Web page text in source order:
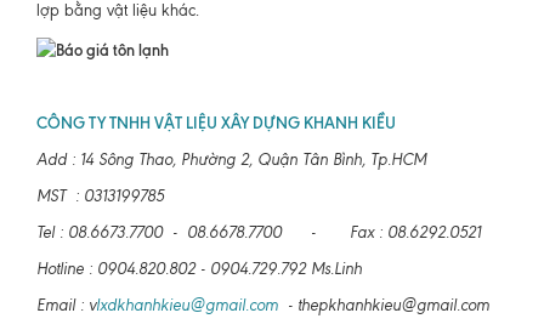
lợp bằng vật liệu khác.
CÔNG TY TNHH VẬT LIỆU XÂY DỰNG KHANH KIỀU
Add : 14 Sông Thao, Phường 2, Quận Tân Bình, Tp.HCM
MST : 0313199785
Tel : 08.6673.7700 - 08.6678.7700 - Fax : 08.6292.0521
Hotline : 0904.820.802 - 0904.729.792 Ms.Linh
Email : vlxdkhanhkieu@gmail.com - thepkhanhkieu@gmail.com